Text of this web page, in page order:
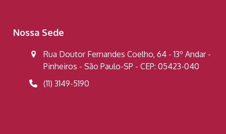
Nossa Sede
Rua Doutor Fernandes Coelho, 64 - 13º Andar -
Pinheiros - São Paulo-SP - CEP: 05423-040
(11) 3149-5190